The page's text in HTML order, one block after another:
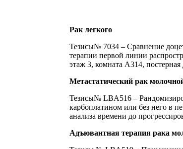
Рак легкого
Тезисы№ 7034 – Сравнение
терапии первой линии
этаж 3, комната A314, постерная
Метастатический рак
Тезисы№ LBA516 –
карбоплатином или без него в
анализа времени до
Адъювантная терапия рака